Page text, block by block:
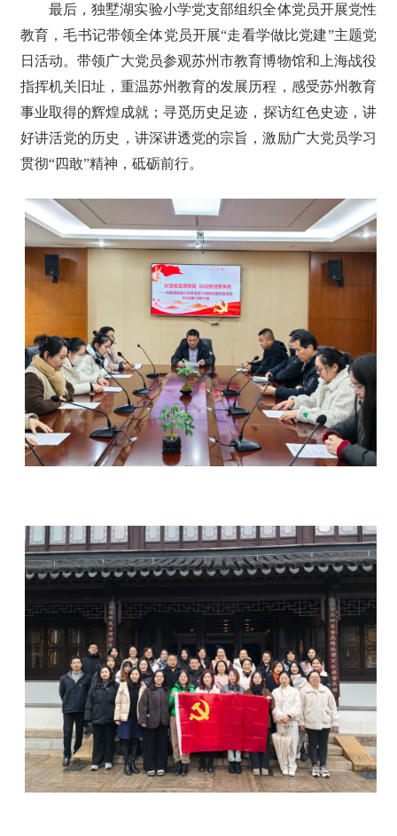
最后，独墅湖实验小学党支部组织全体党员开展党性
教育，毛书记带领全体党员开展“走看学做比党建”主题党
日活动。带领广大党员参观苏州市教育博物馆和上海战役
指挥机关旧址， 重温苏州教育的发展历程，感受苏州教育
事业取得的辉煌成就； 寻觅历史足迹，探访红色史迹，讲
好讲活党的历史，讲深讲透党的宗旨，激励广大党员学习
贯彻“四敢”精神，砥砺前行。